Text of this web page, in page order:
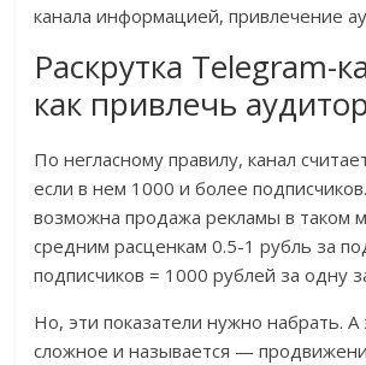
канала информацией, привлечение
Раскрутка Telegram-
как привлечь
По негласному правилу, канал
если в нем 1000 и более
возможна продажа рекламы в таком
средним расценкам 0.5-1 рубль за
подписчиков = 1000 рублей за одну
Но, эти показатели нужно набрать. А
сложное и называется —